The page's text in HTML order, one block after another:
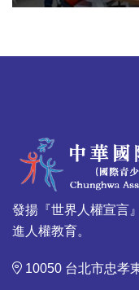
發揚『世界人權宣言
進人權教育。
10050 台北市忠孝